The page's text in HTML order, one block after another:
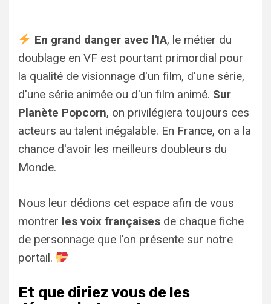
En grand danger avec l'IA, le métier du
doublage en VF est pourtant primordial pour
la qualité de visionnage d'un film, d'une série,
d'une série animée ou d'un film animé. Sur
Planète Popcorn, on privilégiera toujours ces
acteurs au talent inégalable. En France, on a la
chance d'avoir les meilleurs doubleurs du
Monde.
Nous leur dédions cet espace afin de vous
montrer les voix françaises de chaque fiche
de personnage que l'on présente sur notre
portail.
Et que diriez vous de les